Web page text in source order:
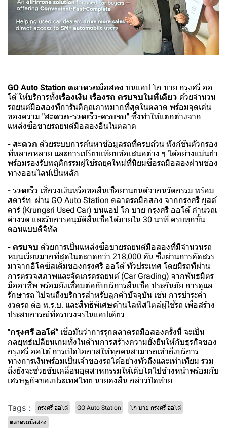
GO Auto Station ตลาดรถมือสอง บนแอป โก บาย กรุงศรี ออ
โต้ ให้บริการทั้งเรื่องเงิน เรื่องรถ ครบจบในที่เดียว ด้วยจำนวน
รถยนต์มือสองที่การันตีคุณภาพมากที่สุดในตลาด พร้อมจุดเด่น
ของความ "สะดวก-รวดเร็ว-ครบจบ" ซึ่งทำให้แตกต่างจาก
แหล่งซื้อขายรถยนต์มือสองอื่นในตลาด
- สะดวก ด้วยระบบการค้นหาข้อมูลรถที่ครบถ้วน ฟังก์ชันตัวกรอง
ที่หลากหลาย และการเปรียบเทียบข้อเสนอต่าง ๆ ได้อย่างแม่นยำ
พร้อมรองรับพฤติกรรมผู้ใช้รถยุคใหม่ที่นิยมซื้อรถมือสองผ่านช่อง
ทางออนไลน์เป็นหลัก
- รวดเร็ว เช็กวงเงินหรือขอสินเชื่อยานยนต์จากนวัตกรรม พร้อม
สตาร์ท ผ่าน GO Auto Station ตลาดรถมือสอง จากกรุงศรี ยูสด์
คาร์ (Krungsri Used Car) บนแอป โก บาย กรุงศรี ออโต้ คำนวณ
ค่างวด และรับการอนุมัติสินเชื่อได้ภายใน 30 นาที ครบทุกขั้น
ตอนแบบดิจิทัล
- ครบจบ ด้วยการเป็นแหล่งซื้อขายรถยนต์มือสองที่มีจำนวนรถ
หมุนเวียนมากที่สุดในตลาดกว่า 218,000 คัน ซึ่งผ่านการคัดสรร
มาจากอีโคซิสเต็มของกรุงศรี ออโต้ ทั่วประเทศ โดยมีรถที่ผ่าน
การตรวจสภาพและจัดเกรดรถยนต์ (Car Grading) จากพันธมิตร
มืออาชีพ พร้อมยังเชื่อมต่อกับบริการสินเชื่อ ประกันภัย การดูแล
รักษารถ ไปจนถึงบริการสำหรับลูกค้าปัจจุบัน เช่น การชำระค่า
งวดรถ ต่อ พ.ร.บ. และสิทธิพิเศษด้านไลฟ์สไตล์ผู้ใช้รถ เพื่อสร้าง
ประสบการณ์ที่ครบวงจรในแอปเดียว
"กรุงศรี ออโต้" เชื่อมั่นว่าการรุกตลาดรถมือสองครั้งนี้ จะเป็น
กลยุทธ์เปลี่ยนเกมทั้งในด้านการสร้างความยั่งยืนให้กับธุรกิจของ
กรุงศรี ออโต้ การเปิดโอกาสให้ทุกคนสามารถเข้าถึงบริการ
ทางการเงินพร้อมเป็นเจ้าของรถได้อย่างทั่วถึงและเท่าเทียม รวม
ถึงยังจะช่วยขับเคลื่อนอุตสาหกรรมให้เติบโตไปข้างหน้าพร้อมกับ
เศรษฐกิจของประเทศไทย นายคงสิน กล่าวปิดท้าย
Tags : กรุงศรี ออโต้ GO Auto Station โก บาย กรุงศรี ออโต้
ตลาดรถมือสอง